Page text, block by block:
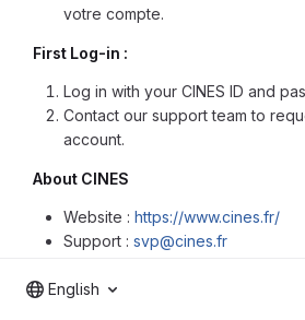
votre compte.
First Log-in :
Log in with your CINES ID and
Contact our support team to
account.
About CINES
Website : https://www.cines.fr/
Support : svp@cines.fr
English